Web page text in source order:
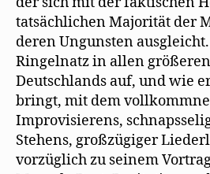
tatsächlichen Majorität der
deren Ungunsten
Ringelnatz in allen
Deutschlands auf, und wie
bringt, mit dem
Improvisierens,
Stehens, großzügiger
vorzüglich zu seinem